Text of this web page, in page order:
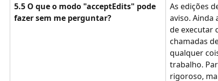
5.5 O que o modo "acceptEdits" pode
fazer sem me perguntar?
As edições
aviso. Ainda
de executar
chamadas
qualquer
trabalho.
rigoroso,